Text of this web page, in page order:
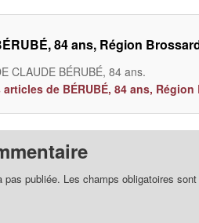
84 ans, Région
CLAUDE BÉRUBÉ, 84 ans.
de BÉRUBÉ, 84 ans,
pas publiée. Les champs obligatoires